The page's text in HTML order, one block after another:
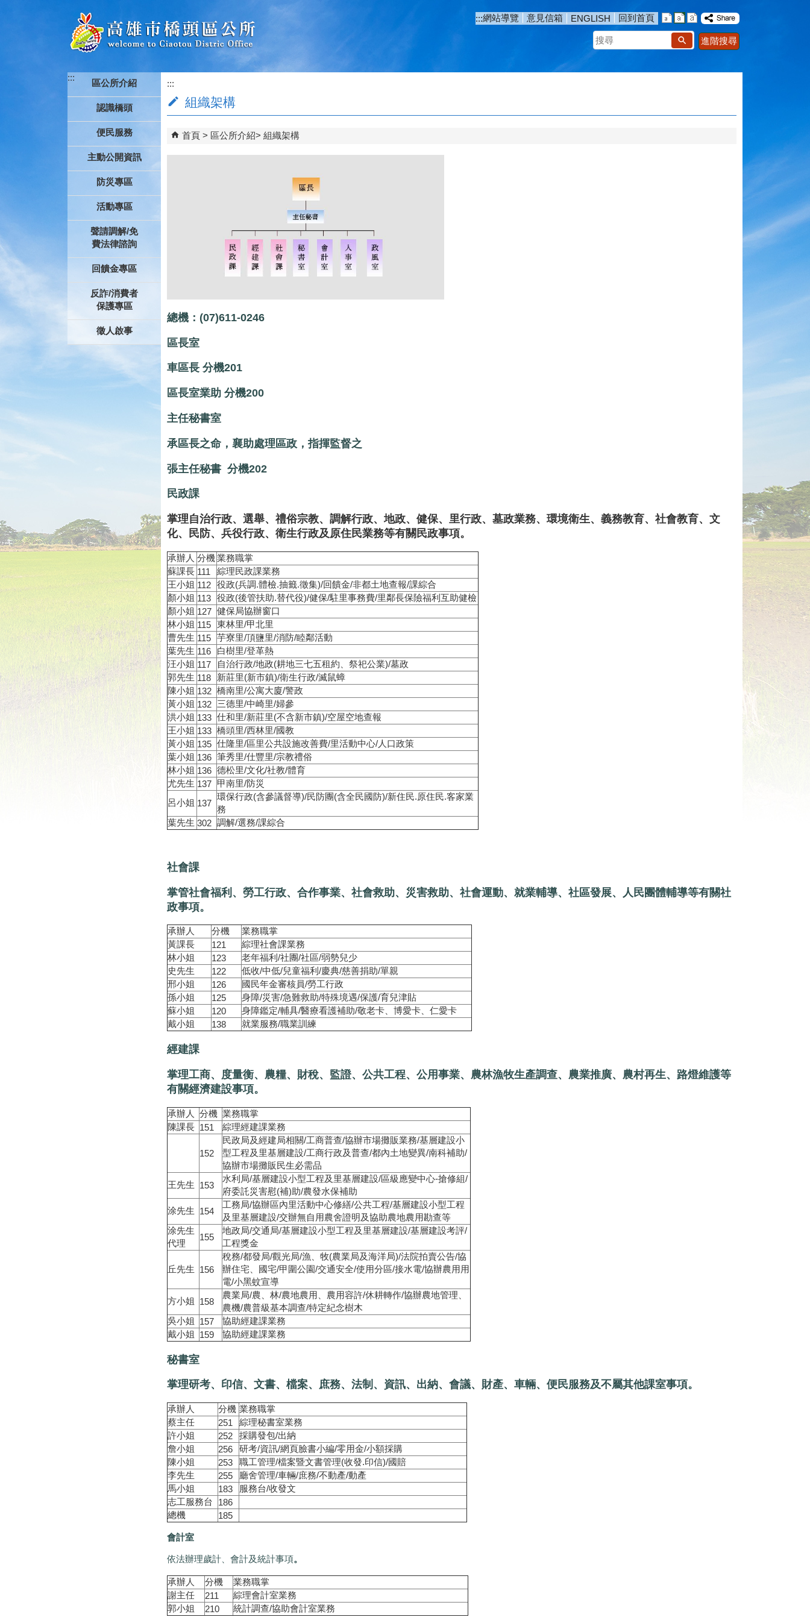
:::網站導覽 意見信箱 ENGLISH
回到首頁
搜
尋
進階搜尋
:::
區公所介紹
認識橋頭
便民服務
主動公開資訊
防災專區
活動專區
聲請調解/免
費法律諮詢
回饋金專區
反詐/消費者
保護專區
徵人啟事
:::
組織架構
首頁 區公所介紹 組織架構
總機：(07)611-0246
區長室
車區長 分機201
區長室業助 分機200
主任秘書室
承區長之命，襄助處理區政，指揮監督之
張主任秘書 分機202
民政課
掌理自治行政、選舉、禮俗宗教、調解行政、地政、健保、里行政、墓政業務、環境衛生、義務教育、社會教育、文
化、民防、兵役行政、衛生行政及原住民業務等有關民政事項。
承辦人 分機業務職掌
蘇課長 111
綜理民政課業務
王小姐 112 役政(兵調.體檢.抽籤.徵集)/回饋金/非都土地查報/課綜合
顏小姐 113 役政(後管扶助.替代役)/健保/駐里事務費/里鄰長保險福利互助健檢
顏小姐 127 健保局協辦窗口
林小姐 115 東林里/甲北里
曹先生 115 芋寮里/頂鹽里/消防/睦鄰活動
葉先生 116
白樹里/登革熱
汪小姐 117
自治行政/地政(耕地三七五租約、祭祀公業)/墓政
郭先生 118
新莊里(新市鎮)/衛生行政/滅鼠蟑
陳小姐 132 橋南里/公寓大廈/警政
黃小姐 132 三德里/中崎里/婦參
洪小姐 133 仕和里/新莊里(不含新市鎮)/空屋空地查報
王小姐 133 橋頭里/西林里/國教
黃小姐 135 仕隆里/區里公共設施改善費/里活動中心/人口政策
葉小姐 136 筆秀里/仕豐里/宗教禮俗
林小姐 136 德松里/文化/社教/體育
尤先生 137 甲南里/防災
呂小姐 137
環保行政(含參議督導)/民防團(含全民國防)/新住民.原住民.客家業
務
葉先生 302 調解/選務/課綜合
社會課
掌管社會福利、勞工行政、合作事業、社會救助、災害救助、社會運動、就業輔導、社區發展、人民團體輔導等有關社
政事項。
承辦人 分機
業務職掌
黃課長
121
綜理社會課業務
林小姐
123
老年福利/社團/社區/弱勢兒少
史先生
122
低收/中低/兒童福利/慶典/慈善捐助/單親
邢小姐
126
國民年金審核員/勞工行政
孫小姐
125
身障/災害/急難救助/特殊境遇/保護/育兒津貼
蘇小姐
120
身障鑑定/輔具/醫療看護補助/敬老卡、博愛卡、仁愛卡
戴小姐
138 就業服務/職業訓練
經建課
掌理工商、度量衡、農糧、財稅、監證、公共工程、公用事業、農林漁牧生產調查、農業推廣、農村再生、路燈維護等
有關經濟建設事項。
承辦人 分機 業務職掌
陳課長 151 綜理經建課業務
152
民政局及經建局相關/工商普查/協辦市場攤販業務/基層建設小
型工程及里基層建設/工商行政及普查/都內土地變異/南科補助/
協辦市場攤販民生必需品
王先生 153
水利局/基層建設小型工程及里基層建設/區級應變中心-搶修組/
府委託災害慰(補)助/農發水保補助
涂先生 154
工務局/協辦區內里活動中心修繕/公共工程/基層建設小型工程
及里基層建設/交辦無自用農舍證明及協助農地農用勘查等
涂先生
代理
155
地政局/交通局/基層建設小型工程及里基層建設/基層建設考評/
工程獎金
丘先生 156
稅務/都發局/觀光局/漁、牧(農業局及海洋局)/法院拍賣公告/協
辦住宅、國宅/甲圍公園/交通安全/使用分區/接水電/協辦農用用
電/小黑蚊宣導
方小姐
158
農業局/農、林/農地農用、農用容許/休耕轉作/協辦農地管理、
農機/農普級基本調查/特定紀念樹木
吳小姐
157
協助經建課業務
戴小姐
159 協助經建課業務
秘書室
掌理研考、印信、文書、檔案、庶務、法制、資訊、出納、會議、財產、車輛、便民服務及不屬其他課室事項。
承辦人 分機 業務職掌
蔡主任
251
綜理秘書室業務
許小姐
252
採購發包/出納
詹小姐
256
研考/資訊/網頁臉書小編/零用金/小額採購
陳小姐
253
職工管理/檔案暨文書管理(收發.印信)/國賠
李先生
255
廳舍管理/車輛/庶務/不動產/動產
馬小姐
183
服務台/收發文
志工服務台
186
總機
185
會計室
依法辦理歲計、會計及統計事項。
承辦人 分機
業務職掌
謝主任
211
綜理會計室業務
郭小姐
210 統計調查/協助會計室業務